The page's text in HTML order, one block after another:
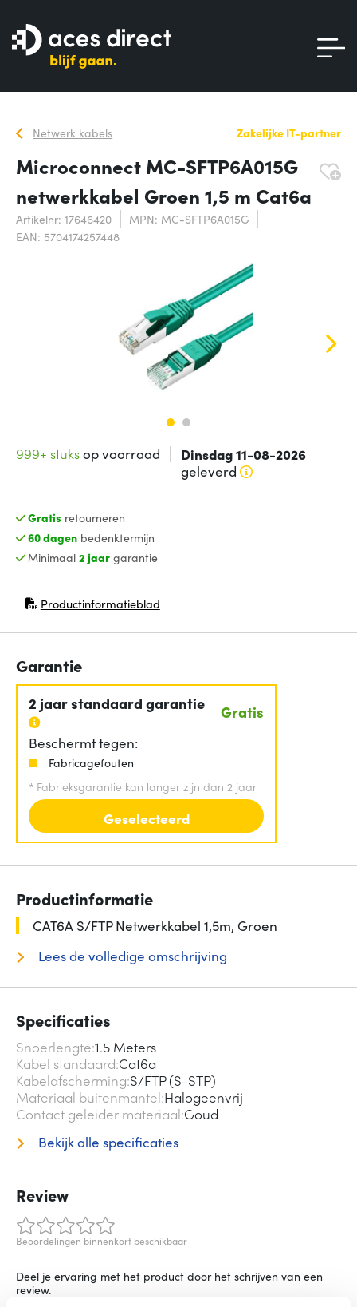
Netwerk kabels Zakelijke IT-partner
Microconnect MC-SFTP6A015G
netwerkkabel Groen 1,5 m Cat6a
Artikelnr: 17646420
MPN: MC-SFTP6A015G
EAN: 5704174257448
999+ stuksop voorraad Dinsdag 11-08-2026
geleverd
Gratis retourneren
60 dagenbedenktermijn
Minimaal 2 jaargarantie
Productinformatieblad
(opent in nieuw venster)
Garantie
2 jaar standaard garantie Gratis
Beschermt tegen:
Fabricagefouten
* Fabrieksgarantie kan langer zijn dan 2 jaar
Geselecteerd
Productinformatie
CAT6A S/FTP Netwerkkabel 1,5m, Groen
Lees de volledige omschrijving
Specificaties
Snoerlengte 1.5 Meters
Kabel standaard Cat6a
Kabelafscherming S/FTP (S-STP)
Materiaal buitenmantel Halogeenvrij
Contact geleider materiaal Goud
Bekijk alle specificaties
Review
Beoordelingen binnenkort beschikbaar
Deel je ervaring met het product door het schrijven van een
review.